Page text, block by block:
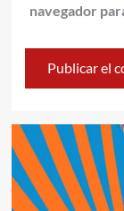
navegador